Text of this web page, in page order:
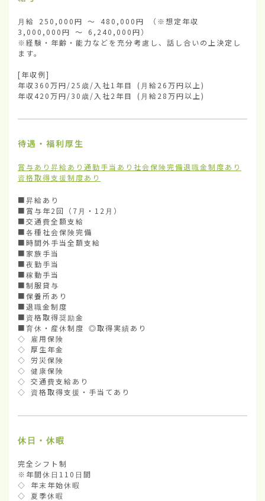
月給 250,000円 ～ 480,000円 （※想定年収
3,000,000円 ～ 6,240,000円）
※経験・年齢・能力などを充分考慮し、話し合いの上決定し
ます。
[年収例]
年収360万円/25歳/入社1年目 (月給26万円以上)
年収420万円/30歳/入社2年目 (月給28万円以上)
待遇・福利厚生
賞与あり 昇給あり 通勤手当あり 社会保険完備退職金制度あり
資格取得支援制度あり
■昇給あり
■賞与年2回（7月・12月）
■交通費全額支給
■各種社会保険完備
■時間外手当全額支給
■家族手当
■夜勤手当
■稼動手当
■制服貸与
■保養所あり
■退職金制度
■資格取得奨励金
■育休・産休制度 ◎取得実績あり
◇ 雇用保険
◇ 厚生年金
◇ 労災保険
◇ 健康保険
◇ 交通費支給あり
◇ 資格取得支援・手当てあり
休日・休暇
完全シフト制
※年間休日110日間
◇ 年末年始休暇
◇ 夏季休暇